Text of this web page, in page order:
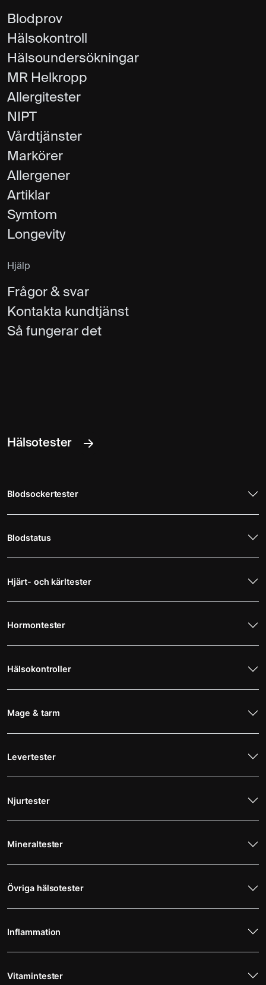
Blodprov
Hälsokontroll
Hälsoundersökningar
MR Helkropp
Allergitester
NIPT
Vårdtjänster
Markörer
Allergener
Artiklar
Symtom
Longevity
Hjälp
Frågor & svar
Kontakta kundtjänst
Så fungerar det
Hälsotester
Blodsockertester
Blodstatus
Hjärt- och kärltester
Hormontester
Hälsokontroller
Mage & tarm
Levertester
Njurtester
Mineraltester
Övriga hälsotester
Inflammation
Vitamintester